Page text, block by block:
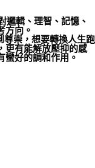
邏輯、理智、記憶、
方向。
尊崇，想要轉換人生跑
更有能解放壓抑的感
蠻好的調和作用。